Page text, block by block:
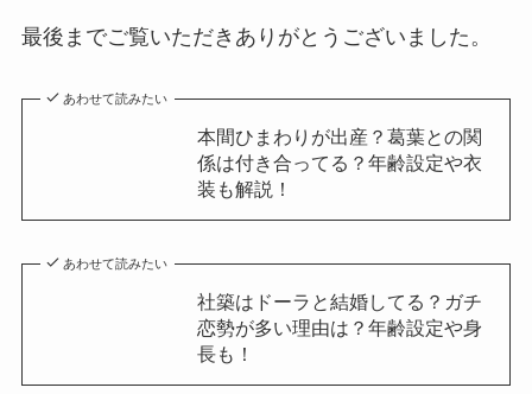
最後までご覧いただきありがとうございました。
あわせて読みたい
本間ひまわりが出産？葛葉との関
係は付き合ってる？年齢設定や衣
装も解説！
あわせて読みたい
社築はドーラと結婚してる？ガチ
恋勢が多い理由は？年齢設定や身
長も！